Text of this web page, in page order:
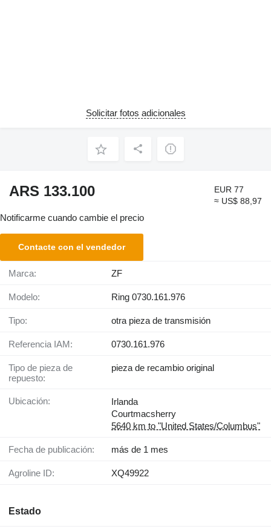
Solicitar fotos adicionales
ARS 133.100
EUR 77
≈ US$ 88,97
Notificarme cuando cambie el precio
Contacte con el vendedor
Marca: ZF
Modelo: Ring 0730.161.976
Tipo: otra pieza de transmisión
Referencia IAM: 0730.161.976
Tipo de pieza de
repuesto:
pieza de recambio original
Ubicación:
Irlanda
Courtmacsherry
5640 km to "United States/Columbus"
Fecha de publicación: más de 1 mes
Agroline ID: XQ49922
Estado